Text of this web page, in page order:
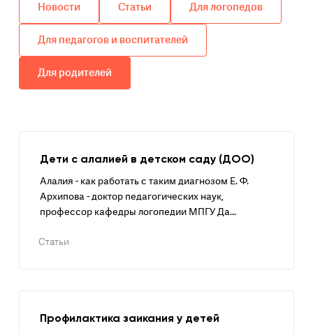
Новости Статьи Для логопедов
Для педагогов и воспитателей
Для родителей
Дети с алалией в детском саду (ДОО)
Алалия - как работать с таким диагнозом Е. Ф.
Архипова - доктор педагогических наук,
профессор кафедры логопедии МПГУ Да...
Статьи
Профилактика заикания у детей